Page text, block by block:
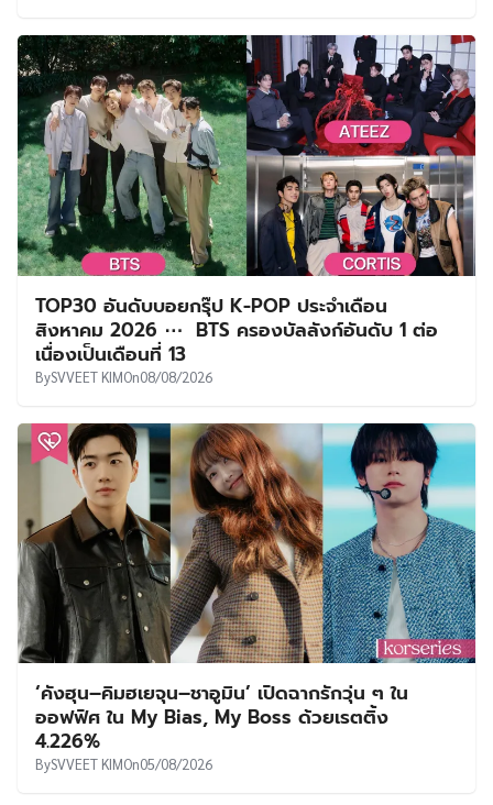
TOP30 อันดับบอยกรุ๊ป K-POP ประจำเดือน
สิงหาคม 2026 ⋯ BTS ครองบัลลังก์อันดับ 1 ต่อ
เนื่องเป็นเดือนที่ 13
BySVVEET KIMOn08/08/2026
‘คังฮุน–คิมฮเยจุน–ชาอูมิน’ เปิดฉากรักวุ่น ๆ ใน
ออฟฟิศ ใน My Bias, My Boss ด้วยเรตติ้ง
4.226%
BySVVEET KIMOn05/08/2026